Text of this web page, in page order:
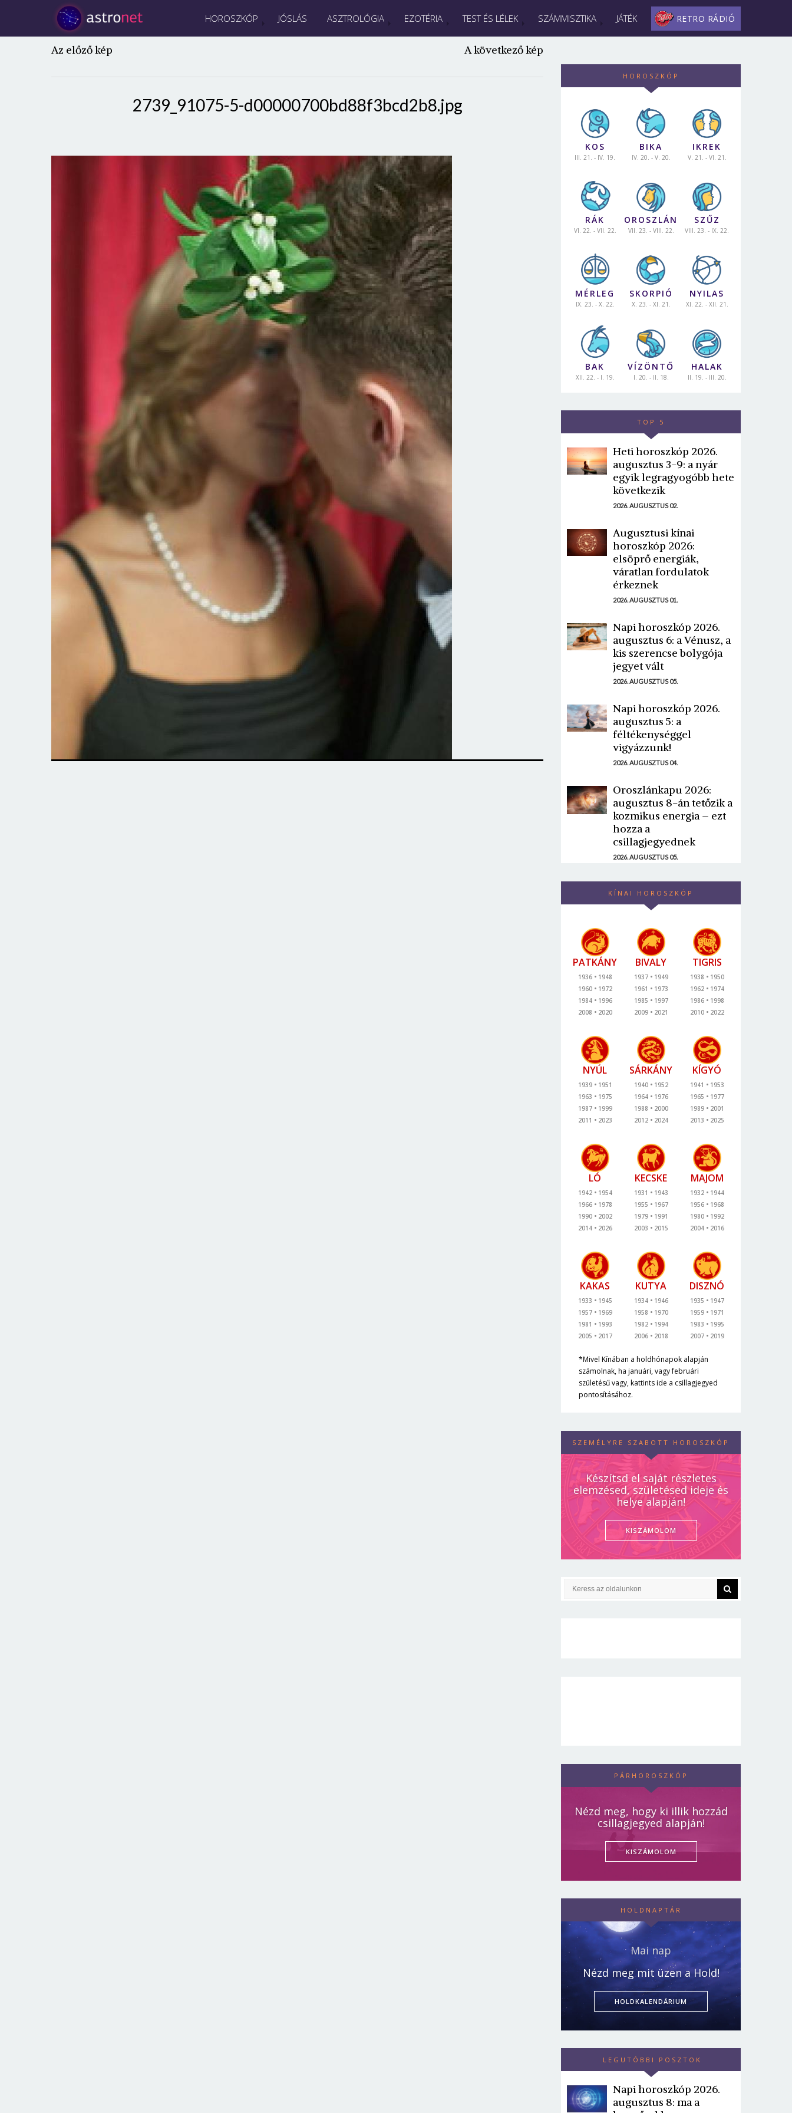
HOROSZKÓP JÓSLÁS ASZTROLÓGIA EZOTÉRIA TEST ÉS LÉLEK SZÁMMISZTIKA JÁTÉK RETRO RÁDIÓ
Az előző kép A következő kép
2739_91075-5-d00000700bd88f3bcd2b8.jpg
HOROSZKÓP
KOS
III. 21. - IV. 19.
BIKA
IV. 20. - V. 20.
IKREK
V. 21. - VI. 21.
RÁK
VI. 22. - VII. 22.
OROSZLÁN
VII. 23. - VIII. 22.
SZŰZ
VIII. 23. - IX. 22.
MÉRLEG
IX. 23. - X. 22.
SKORPIÓ
X. 23. - XI. 21.
NYILAS
XI. 22. - XII. 21.
BAK
XII. 22. - I. 19.
VÍZÖNTŐ
I. 20. - II. 18.
HALAK
II. 19. - III. 20.
TOP 5
Heti horoszkóp 2026.
augusztus 3-9: a nyár
egyik legragyogóbb hete
következik
2026. AUGUSZTUS 02.
Augusztusi kínai
horoszkóp 2026:
elsöprő energiák,
váratlan fordulatok
érkeznek
2026. AUGUSZTUS 01.
Napi horoszkóp 2026.
augusztus 6: a Vénusz, a
kis szerencse bolygója
jegyet vált
2026. AUGUSZTUS 05.
Napi horoszkóp 2026.
augusztus 5: a
féltékenységgel
vigyázzunk!
2026. AUGUSZTUS 04.
Oroszlánkapu 2026:
augusztus 8-án tetőzik a
kozmikus energia – ezt
hozza a
csillagjegyednek
2026. AUGUSZTUS 05.
KÍNAI HOROSZKÓP
PATKÁNY
1936
1948
1960
1972
1984
1996
2008
2020
BIVALY
1937
1949
1961
1973
1985
1997
2009
2021
TIGRIS
1938
1950
1962
1974
1986
1998
2010
2022
NYÚL
1939
1951
1963
1975
1987
1999
2011
2023
SÁRKÁNY
1940
1952
1964
1976
1988
2000
2012
2024
KÍGYÓ
1941
1953
1965
1977
1989
2001
2013
2025
LÓ
1942
1954
1966
1978
1990
2002
2014
2026
KECSKE
1931
1943
1955
1967
1979
1991
2003
2015
MAJOM
1932
1944
1956
1968
1980
1992
2004
2016
KAKAS
1933
1945
1957
1969
1981
1993
2005
2017
KUTYA
1934
1946
1958
1970
1982
1994
2006
2018
DISZNÓ
1935
1947
1959
1971
1983
1995
2007
2019
*Mivel Kínában a holdhónapok alapján
számolnak, ha januári, vagy februári
születésű vagy, kattints ide a csillagjegyed
pontosításához.
SZEMÉLYRE SZABOTT HOROSZKÓP
Készítsd el saját részletes
elemzésed, születésed ideje és
helye alapján!
KISZÁMOLOM
PÁRHOROSZKÓP
Nézd meg, hogy ki illik hozzád
csillagjegyed alapján!
KISZÁMOLOM
HOLDNAPTÁR
Mai nap
Nézd meg mit üzen a Hold!
HOLDKALENDÁRIUM
LEGUTÓBBI POSZTOK
Napi horoszkóp 2026.
augusztus 8: ma a